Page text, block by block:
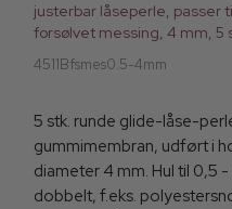
justerbar låseperle,
forsølvet messing, 4 mm, 5
4511Bfsmes0.5-4mm
5 stk. runde glide-låse-
gummimembran, udført i
diameter 4 mm. Hul til 0,5
dobbelt, f.eks.